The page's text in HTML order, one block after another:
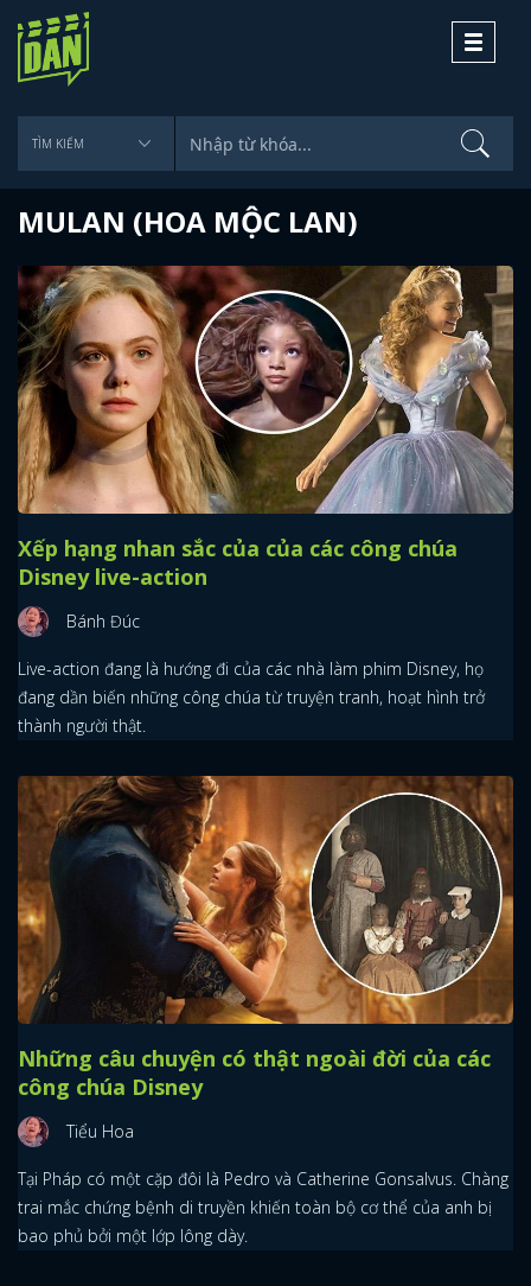
Toggle
MULAN (HOA MỘC LAN)
Xếp hạng nhan sắc của của các công chúa
Disney live-action
Bánh Đúc
Live-action đang là hướng đi của các nhà làm phim Disney, họ
đang dần biến những công chúa từ truyện tranh, hoạt hình trở
thành người thật.
Những câu chuyện có thật ngoài đời của các
công chúa Disney
Tiểu Hoa
Tại Pháp có một cặp đôi là Pedro và Catherine Gonsalvus. Chàng
trai mắc chứng bệnh di truyền khiến toàn bộ cơ thể của anh bị
bao phủ bởi một lớp lông dày.